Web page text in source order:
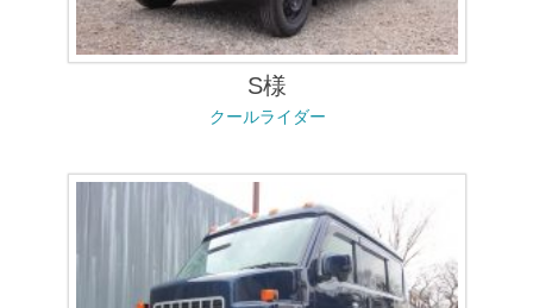
S様
クールライダー